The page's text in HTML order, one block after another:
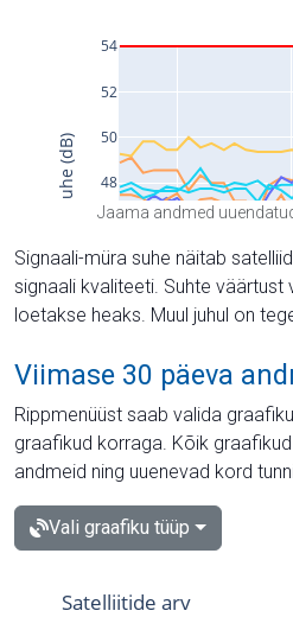
Jaama andmed
Signaali-müra suhe näitab
signaali kvaliteeti. Suhte väärtust
loetakse heaks. Muul juhul on
Viimase 30 päeva
Rippmenüüst saab valida
graafikud korraga. Kõik
andmeid ning uuenevad kord
Vali graafiku tüüp
Satelliitide arv